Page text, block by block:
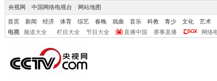
央视网 中国网络电视台 网站地图
首页 新闻 经济 体育 综艺 春晚 戏曲 音乐 科教 青少 文化
艺术
电视
频道大全 栏目大全 节目大全 直播中国 赛事直播 网络